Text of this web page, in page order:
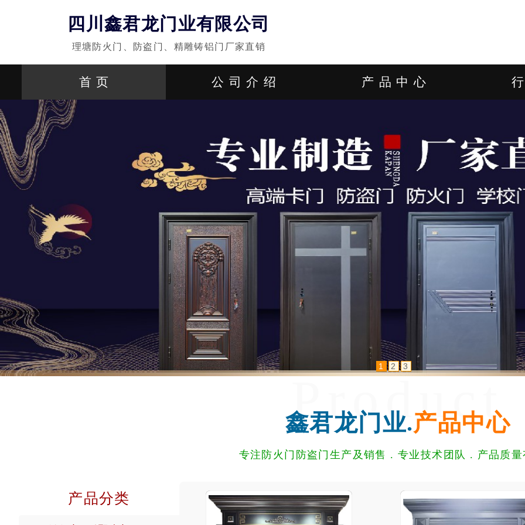
四川鑫君龙门业有限公司
理塘防火门、防盗门、精雕铸铝门厂家直销
首页 公司介绍 产品中心
1 2 3
Product
鑫君龙门业.产品中心
专注防火门防盗门生产及销售 . 专业技术团队 . 产品质
产品分类